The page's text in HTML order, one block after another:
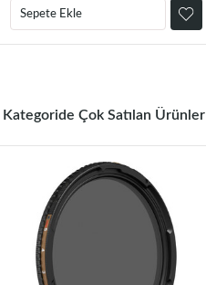
Sepete Ekle
Kategoride Çok Satılan Ürünler